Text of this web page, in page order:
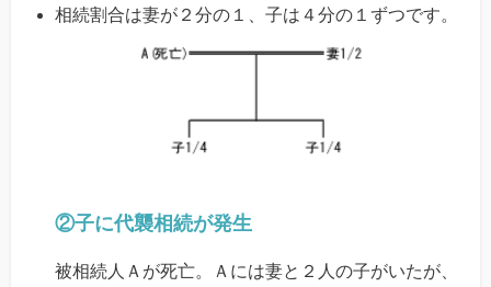
相続割合は妻が２分の１、子は４分の１ずつです。
②子に代襲相続が発生
被相続人Ａが死亡。Ａには妻と２人の子がいたが、